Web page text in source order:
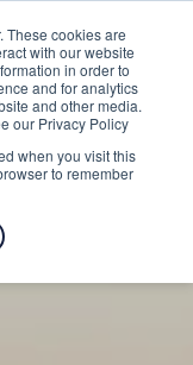
These cookies are
with our website
in order to
and for analytics
and other media.
our Privacy Policy
when you visit this
to remember